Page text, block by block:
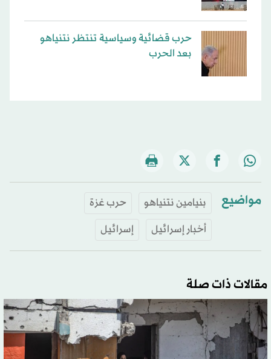
حرب قضائية وسياسية تنتظر نتنياهو
بعد الحرب
مواضيع بنيامين نتنياهو
حرب غزة
أخبار إسرائيل
إسرائيل
مقالات ذات صلة